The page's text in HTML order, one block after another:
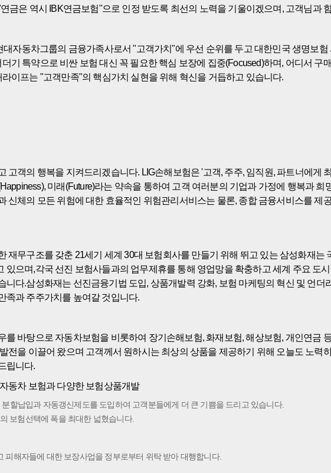
금은 역시 IBK연금보험"으로 인정 받도록 최선의 노력을 기울이겠으며, 고객님과
자동차그룹의 금융가족사로서 "고객가치"에 우선 순위를 두고 대한민국 생명보
기 특약으로 비싼 보험 대신 꼭 필요한 핵심 보장에 집중(Focused)하며, 어디서
이프는 "고객만족"의 핵심가치 실현을 위해 혁신을 거듭하고 있습니다.
고객의 행복을 지켜드리겠습니다. LIG손해보험은 '고객, 주주, 임직원, 파트너에게
미래(Future)라는 약속을 통하여 고객 여러분의 기업과 가정에 행복과
신체의 모든 위험에 대한 효율적인 위험관리서비스는 물론, 종합 금융서비스를 제
재무구조를 갖춘 21세기 세계 30대 보험회사를 만들기 위해 뛰고 있는 삼성화재
있으며,각국 선진 보험사들과의 업무제휴를 통해 영업망을 확충하고 세계 주요 도
니다.삼성화재는 선진금융기법 도입, 상품개발력 강화, 보험 마케팅의 혁신 및 언
족과 주주가치를 높여갈 것입니다.
를 바탕으로 자동차보험을 비롯하여 장기손해보험, 화재보험, 해상보험, 개인연금
전을 이끌어 왔으며 고객께서 원하시는 최상의 상품을 제공하기 위해 오늘도 노
립니다.
동차 보험과 다양한 보험상품개발
할납입과 자동갱신제도를 도입하여 고객분들에게 더 큰 기쁨을 드리고 있습니다.
보험선택에 폭을 최대한 넓혔습니다.
피해자들에 대한 보장사업을 정부로부터 위탁 받아 대행합니다.